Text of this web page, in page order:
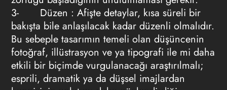
3- Düzen : Afişte detaylar, kısa süreli bir
bakışta bile anlaşılacak kadar düzenli olmalıdır.
Bu sebeple tasarımın temeli olan düşüncenin
fotoğraf, illüstrasyon ve ya tipografi ile mi daha
etkili bir biçimde vurgulanacağı araştırılmalı;
esprili, dramatik ya da düşsel imajlardan